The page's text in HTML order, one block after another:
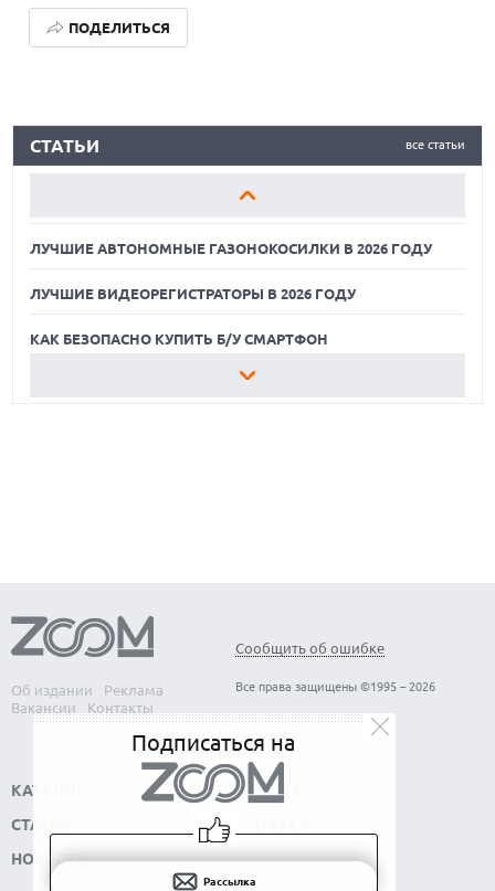
ПОДЕЛИТЬСЯ
все статьи
СТАТЬИ
КАК БЕЗОПАСНО КУПИТЬ Б/У СМАРТФОН
ЛУЧШИЕ АВТОНОМНЫЕ ГАЗОНОКОСИЛКИ В 2026 ГОДУ
ЛУЧШИЕ ВИДЕОРЕГИСТРАТОРЫ В 2026 ГОДУ
КАК БЕЗОПАСНО КУПИТЬ Б/У СМАРТФОН
ЛУЧШИЕ АВТОНОМНЫЕ ГАЗОНОКОСИЛКИ В 2026 ГОДУ
Об издании
Реклама
Вакансии
Контакты
Сообщить об ошибке
Все права защищены ©1995 – 2026
КАТАЛОГ
СТАТЬИ
НОВОСТИ
СОФТ
Подписаться на
Рассылка